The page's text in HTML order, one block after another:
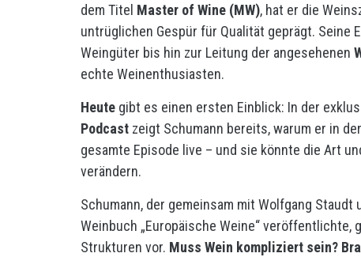
dem Titel Master of Wine (MW), hat er die
untrüglichen Gespür für Qualität geprägt.
Weingüter bis hin zur Leitung der angesehenen
echte Weinenthusiasten.
Heute gibt es einen ersten Einblick: In der
Podcast zeigt Schumann bereits, warum er in
gesamte Episode live – und sie könnte die Art
verändern.
Schumann, der gemeinsam mit Wolfgang
Weinbuch „Europäische Weine“
Strukturen vor. Muss Wein kompliziert sein?